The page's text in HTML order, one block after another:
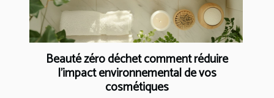
Beauté zéro déchet comment réduire
l'impact environnemental de vos
cosmétiques